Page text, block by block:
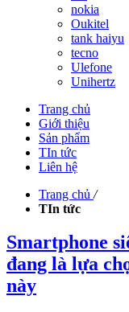
nokia
Oukitel
tank haiyu
tecno
Ulefone
Unihertz
Trang chủ
Giới thiệu
Sản phẩm
TIn tức
Liên hệ
Trang chủ /
TIn tức
Smartphone
đang là lựa
này